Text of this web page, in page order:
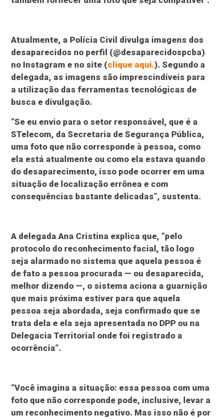
Atualmente, a Polícia Civil divulga imagens dos
desaparecidos no perfil (@desaparecidospcba)
no Instagram e no site (clique aqui.). Segundo a
delegada, as imagens são imprescindíveis para
a utilização das ferramentas tecnológicas de
busca e divulgação.
“Se eu envio para o setor responsável, que é a
STelecom, da Secretaria de Segurança Pública,
uma foto que não corresponde à pessoa, como
ela está atualmente ou como ela estava quando
do desaparecimento, isso pode ocorrer em uma
situação de localização errônea e com
consequências bastante delicadas”, sustenta.
A delegada Ana Cristina explica que, “pelo
protocolo do reconhecimento facial, tão logo
seja alarmado no sistema que aquela pessoa é
de fato a pessoa procurada — ou desaparecida,
melhor dizendo —, o sistema aciona a guarnição
que mais próxima estiver para que aquela
pessoa seja abordada, seja confirmado que se
trata dela e ela seja apresentada no DPP ou na
Delegacia Territorial onde foi registrado a
ocorrência”.
“Você imagina a situação: essa pessoa com uma
foto que não corresponde pode, inclusive, levar a
um reconhecimento negativo. Mas isso não é por